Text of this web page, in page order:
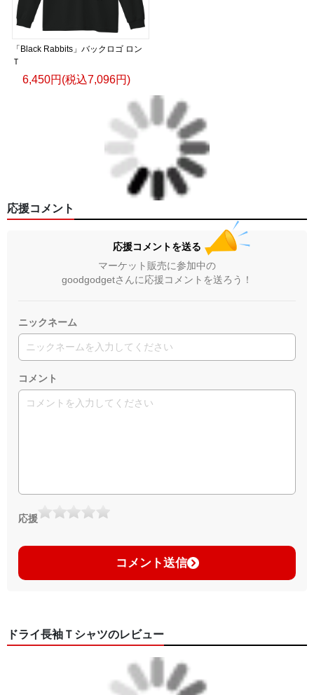
「Black Rabbits」バックロゴ ロン
Ｔ
6,450円(税込7,096円)
応援コメント
応援コメントを送る
マーケット販売に参加中の
goodgodgetさんに応援コメントを送ろう！
ニックネーム
コメント
応援
コメント送信
ドライ長袖Ｔシャツのレビュー